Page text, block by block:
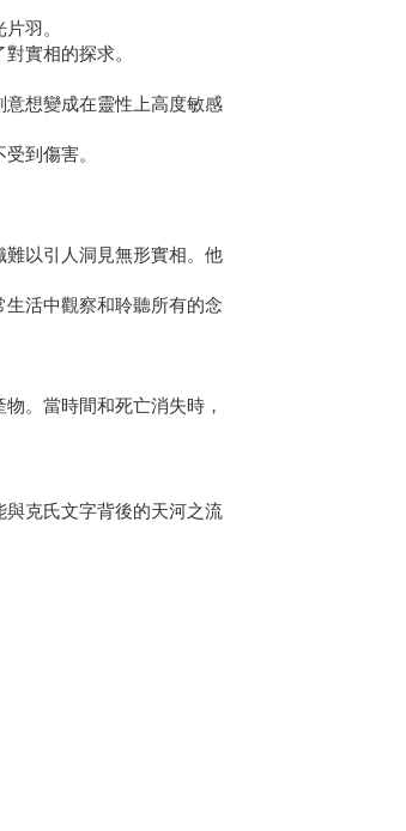
羽。
實相的探求。
想變成在靈性上高度敏感
到傷害。
以引人洞見無形實相。他
活中觀察和聆聽所有的念
。當時間和死亡消失時，
克氏文字背後的天河之流